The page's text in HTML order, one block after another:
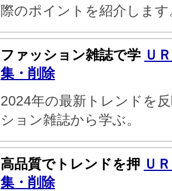
際のポイントを紹介します
ファッション雑誌で学 Ｕ
集・削除
2024年の最新トレンドを
ション雑誌から学ぶ。
高品質でトレンドを押 Ｕ
集・削除